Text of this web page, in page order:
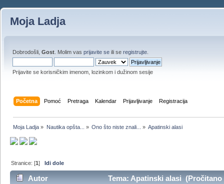
Moja Ladja
Dobrodošli, Gost . Molim vas prijavite se ili se registrujte
Prijavite se korisničkim imenom, lozinkom i dužinom sesije
Početna Pomoć Pretraga Kalendar Prijavljivanje Registracija
Moja Ladja » Nautika opšta... » Ono što niste znali... » Apatinski alasi
Stranice: [1]Idi dole
Autor Tema: Apatinski alasi (Pročitano